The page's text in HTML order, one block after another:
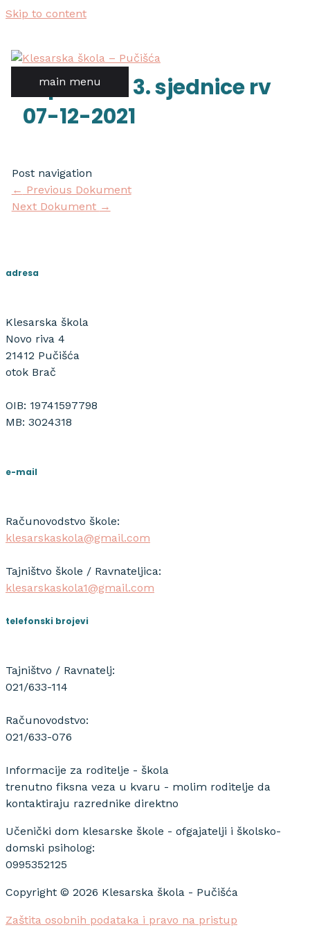
Skip to content
main menu
zapisnik s 3. sjednice rv
07-12-2021
Post navigation
← Previous Dokument
Next Dokument →
adresa
Klesarska škola
Novo riva 4
21412 Pučišća
otok Brač
OIB: 19741597798
MB: 3024318
e-mail
Računovodstvo škole:
klesarskaskola@gmail.com
Tajništvo škole / Ravnateljica:
klesarskaskola1@gmail.com
telefonski brojevi
Tajništvo / Ravnatelj:
021/633-114
Računovodstvo:
021/633-076
Informacije za roditelje - škola
trenutno fiksna veza u kvaru - molim roditelje da
kontaktiraju razrednike direktno
Učenički dom klesarske škole - ofgajatelji i školsko-
domski psiholog:
0995352125
Copyright © 2026 Klesarska škola - Pučišća
Zaštita osobnih podataka i pravo na pristup